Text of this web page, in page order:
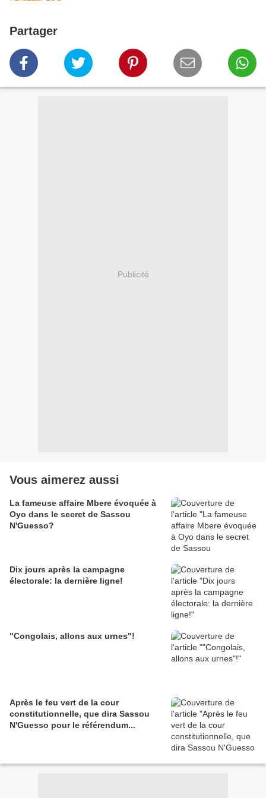
Partager
Publicité
Vous aimerez aussi
La fameuse affaire Mbere évoquée à
Oyo dans le secret de Sassou
N'Guesso?
Dix jours après la campagne
électorale: la dernière ligne!
"Congolais, allons aux urnes"!
Après le feu vert de la cour
constitutionnelle, que dira Sassou
N'Guesso pour le référendum...